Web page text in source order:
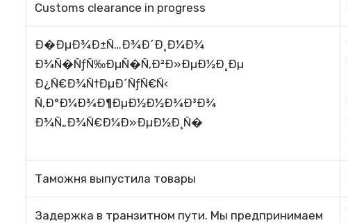
Customs clearance in progress
Ð�ÐµÐ¾Ð±Ñ…Ð¾Ð´Ð¸Ð¼Ð¾
Ð¾Ñ�ÑƒÑ‰ÐµÑ�Ñ‚Ð²Ð»ÐµÐ½Ð¸Ðµ
Ð¿Ñ€Ð¾Ñ†ÐµÐ´ÑƒÑ€Ñ‹
Ñ‚Ð°Ð¼Ð¾Ð¶ÐµÐ½Ð½Ð¾Ð³Ð¾
Ð¾Ñ„Ð¾Ñ€Ð¼Ð»ÐµÐ½Ð¸Ñ�
Таможня выпустила товары
Задержка в транзитном пути. Мы предпринимаем